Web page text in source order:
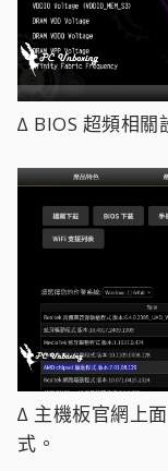
∆ BIOS 超頻相關
∆ 主機板官網上
式。